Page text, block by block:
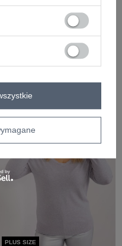
Ciemnobeżowy damski sweter
Zaloguj się i zobacz cenę
PLUS SIZE